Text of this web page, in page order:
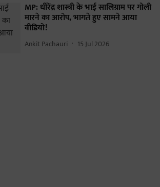
MP: धीरेंद्र शास्त्री के भाई सालिग्राम पर गोली
मारने का आरोप, भागते हुए सामने आया
वीडियो!
Ankit Pachauri 15 Jul 2026